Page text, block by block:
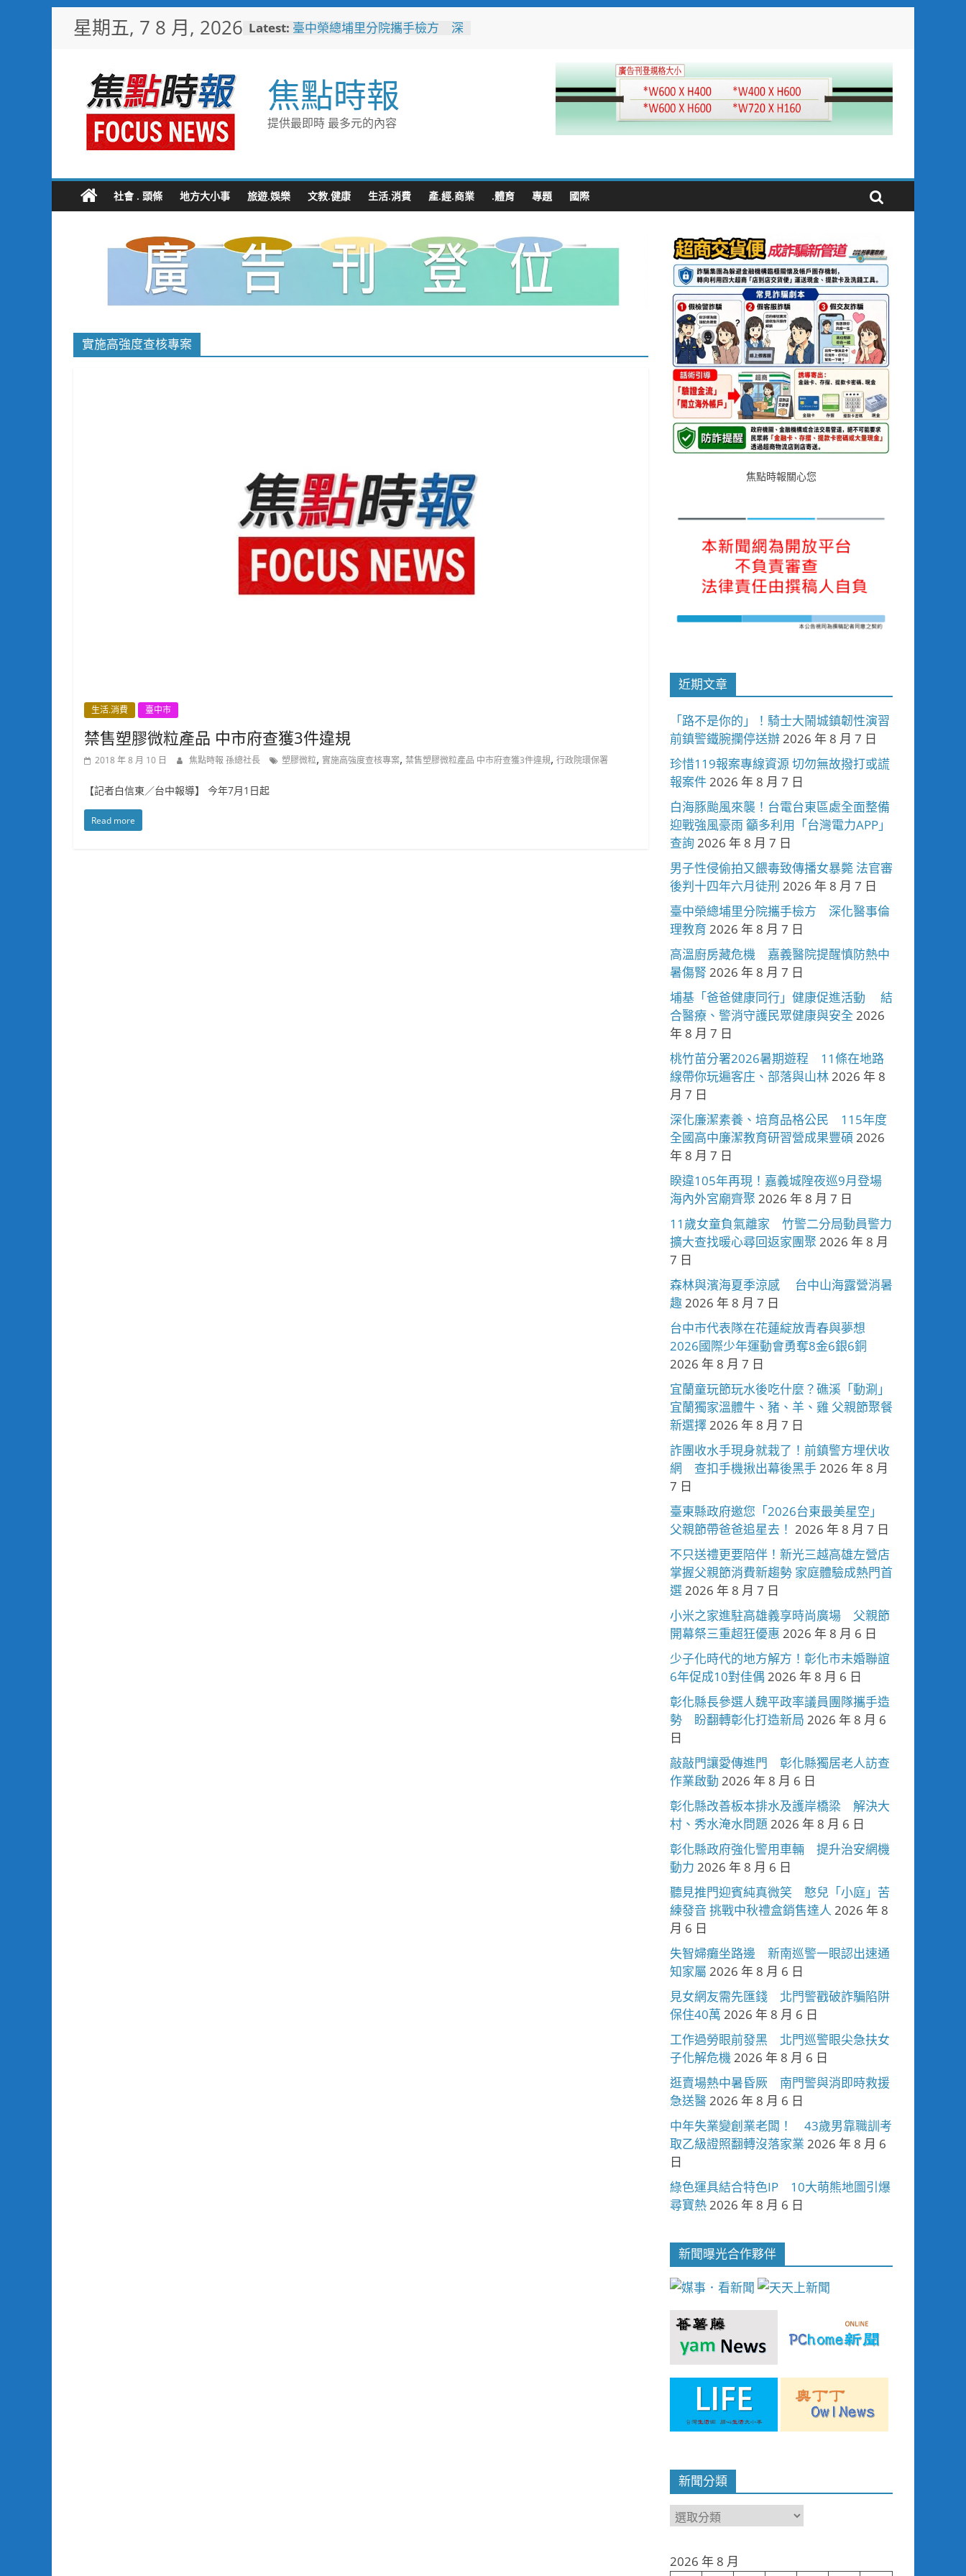
星期五, 7 8 月, 2026 Latest: 臺中榮總埔里分院攜手檢方 深
珍惜119報案專線資源 切勿無故
撥打或謊報案件
白海豚颱風來襲！台電台東區處
全面整備迎戰強風豪雨 籲多利
焦點時報
提供最即時 最多元的內容
社會 . 頭條 地方大小事 旅遊.娛樂 文教.健康 生活.消費 產.經.商業 .體育 專題 國際
實施高強度查核專案
生活.消費 臺中市
禁售塑膠微粒產品 中市府查獲3件違規
2018 年 8 月 10 日 焦點時報 孫總社長 塑膠微粒, 實施高強度查核專案, 禁售塑膠微粒產品 中市府查獲3件違規, 行政院環保署
【記者白信東／台中報導】 今年7月1日起
Read more
焦點時報關心您
近期文章
「路不是你的」！騎士大鬧城鎮韌性演習
前鎮警鐵腕攔停送辦2026 年 8 月 7 日
珍惜119報案專線資源 切勿無故撥打或謊
報案件2026 年 8 月 7 日
白海豚颱風來襲！台電台東區處全面整備
迎戰強風豪雨 籲多利用「台灣電力APP」
查詢 2026 年 8 月 7 日
男子性侵偷拍又餵毒致傳播女暴斃 法官審
後判十四年六月徒刑 2026 年 8 月 7 日
臺中榮總埔里分院攜手檢方 深化醫事倫
理教育 2026 年 8 月 7 日
高溫廚房藏危機 嘉義醫院提醒慎防熱中
暑傷腎 2026 年 8 月 7 日
埔基「爸爸健康同行」健康促進活動 結
合醫療、警消守護民眾健康與安全 2026
年 8 月 7 日
桃竹苗分署2026暑期遊程 11條在地路
線帶你玩遍客庄、部落與山林2026 年 8
月 7 日
深化廉潔素養、培育品格公民 115年度
全國高中廉潔教育研習營成果豐碩 2026
年 8 月 7 日
睽違105年再現！嘉義城隍夜巡9月登場
海內外宮廟齊聚 2026 年 8 月 7 日
11歲女童負氣離家 竹警二分局動員警力
擴大查找暖心尋回返家團聚 2026 年 8 月
7 日
森林與濱海夏季涼感 台中山海露營消暑
趣2026 年 8 月 7 日
台中市代表隊在花蓮綻放青春與夢想
2026國際少年運動會勇奪8金6銀6銅
2026 年 8 月 7 日
宜蘭童玩節玩水後吃什麼？礁溪「動涮」
宜蘭獨家溫體牛、豬、羊、雞 父親節聚餐
新選擇2026 年 8 月 7 日
詐團收水手現身就栽了！前鎮警方埋伏收
網 查扣手機揪出幕後黑手2026 年 8 月
7 日
臺東縣政府邀您「2026台東最美星空」
父親節帶爸爸追星去！ 2026 年 8 月 7 日
不只送禮更要陪伴！新光三越高雄左營店
掌握父親節消費新趨勢 家庭體驗成熱門首
選2026 年 8 月 7 日
小米之家進駐高雄義享時尚廣場 父親節
開幕祭三重超狂優惠 2026 年 8 月 6 日
少子化時代的地方解方！彰化市未婚聯誼
6年促成10對佳偶 2026 年 8 月 6 日
彰化縣長參選人魏平政率議員團隊攜手造
勢 盼翻轉彰化打造新局 2026 年 8 月 6
日
敲敲門讓愛傳進門 彰化縣獨居老人訪查
作業啟動 2026 年 8 月 6 日
彰化縣改善板本排水及護岸橋梁 解決大
村、秀水淹水問題 2026 年 8 月 6 日
彰化縣政府強化警用車輛 提升治安網機
動力 2026 年 8 月 6 日
聽見推門迎賓純真微笑 憨兒「小庭」苦
練發音 挑戰中秋禮盒銷售達人 2026 年 8
月 6 日
失智婦癱坐路邊 新南巡警一眼認出速通
知家屬 2026 年 8 月 6 日
見女網友需先匯錢 北門警戳破詐騙陷阱
保住40萬 2026 年 8 月 6 日
工作過勞眼前發黑 北門巡警眼尖急扶女
子化解危機2026 年 8 月 6 日
逛賣場熱中暑昏厥 南門警與消即時救援
急送醫2026 年 8 月 6 日
中年失業變創業老闆！ 43歲男靠職訓考
取乙級證照翻轉沒落家業 2026 年 8 月 6
日
綠色運具結合特色IP 10大萌熊地圖引爆
尋寶熱2026 年 8 月 6 日
新聞曝光合作夥伴
新聞分類
新
類
2026 年 8 月